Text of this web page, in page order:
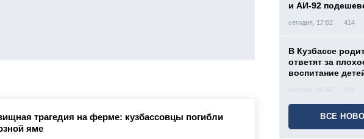
трагедия на ферме: кузбассовцы погибли
яме
и АИ-92
сегодня, 17:02 414
В Кузбассе
ответят за
воспитание
сегодня, 16:56 192
ВСЕ